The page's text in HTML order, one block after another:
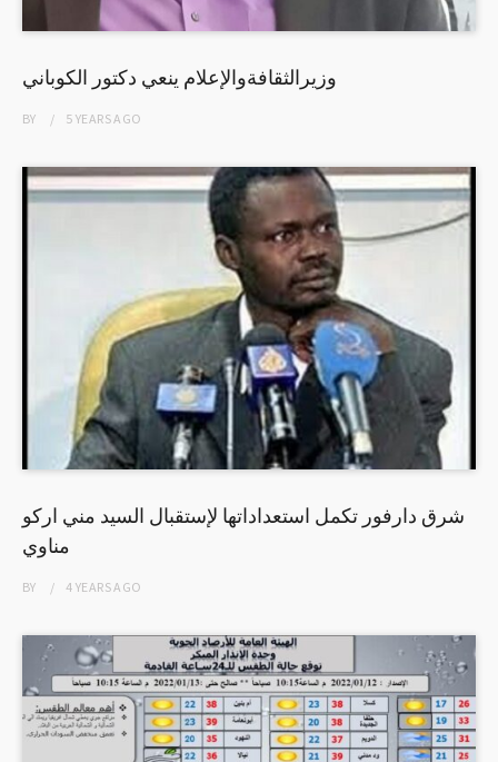
وزيرالثقافةوالإعلام ينعي دكتور الكوباني
BY 5 YEARSAGO
شرق دارفور تكمل استعداداتها لإستقبال السيد مني اركو
مناوي
BY 4 YEARSAGO